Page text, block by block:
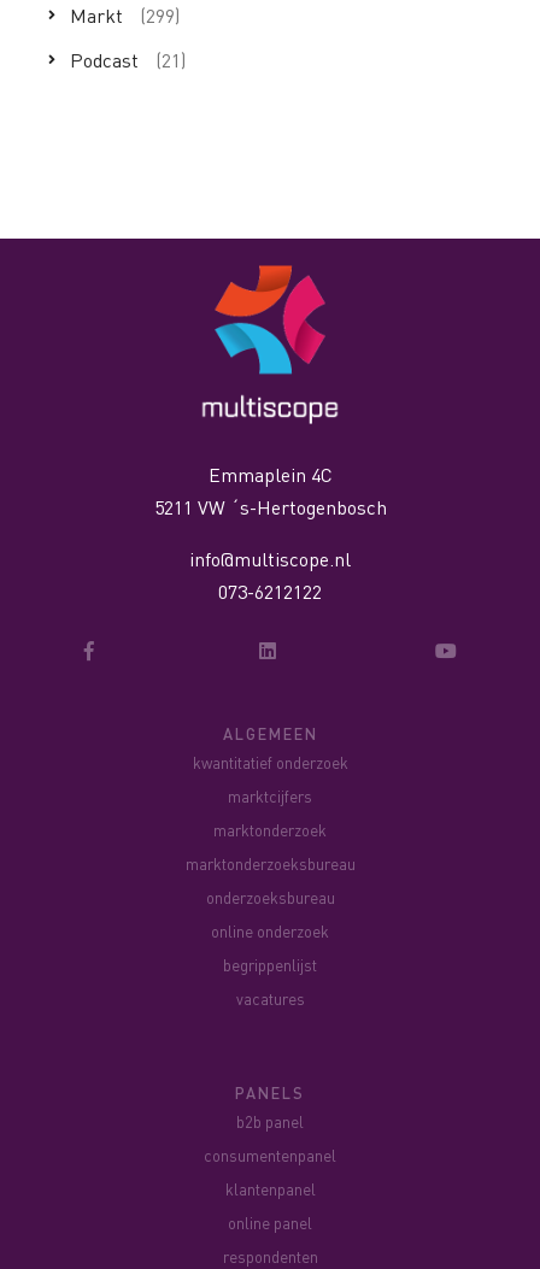
Markt
(299)
Podcast
(21)
Emmaplein 4C
5211 VW ´s-Hertogenbosch
info@multiscope.nl
073-6212122
ALGEMEEN
kwantitatief onderzoek
marktcijfers
marktonderzoek
marktonderzoeksbureau
onderzoeksbureau
online onderzoek
begrippenlijst
vacatures
PANELS
b2b panel
consumentenpanel
klantenpanel
online panel
respondenten